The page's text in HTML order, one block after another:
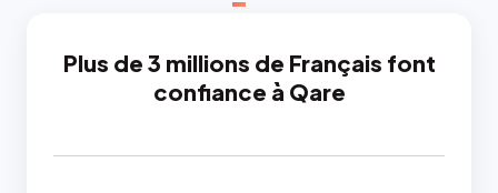
Plus de 3 millions de Français font
confiance à Qare